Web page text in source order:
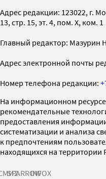
Адрес редакции: 123022, г.
13, стр. 15, эт. 4, пом. X, ком. 1
Главный редактор: Мазурин
Адрес электронной почты
Номер телефона редакции:
На информационном
рекомендательные
предоставления
систематизации и анализа
к предпочтениям
находящихся на
SPARROWINFOX